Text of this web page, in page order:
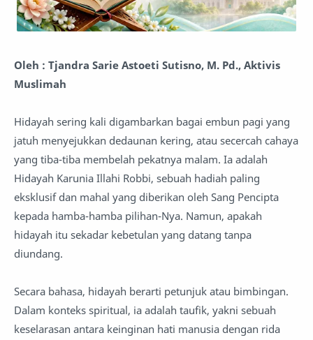
Oleh : Tjandra Sarie Astoeti Sutisno, M. Pd., Aktivis
Muslimah
Hidayah sering kali digambarkan bagai embun pagi yang
jatuh menyejukkan dedaunan kering, atau secercah cahaya
yang tiba-tiba membelah pekatnya malam. Ia adalah
Hidayah Karunia Illahi Robbi, sebuah hadiah paling
eksklusif dan mahal yang diberikan oleh Sang Pencipta
kepada hamba-hamba pilihan-Nya. Namun, apakah
hidayah itu sekadar kebetulan yang datang tanpa
diundang.
Secara bahasa, hidayah berarti petunjuk atau bimbingan.
Dalam konteks spiritual, ia adalah taufik, yakni sebuah
keselarasan antara keinginan hati manusia dengan rida